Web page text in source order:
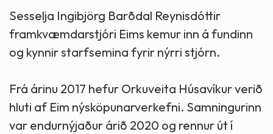
Sesselja Ingibjörg Barðdal Reynisdóttir
framkvæmdarstjóri Eims kemur inn á fundinn
og kynnir starfsemina fyrir nýrri stjórn.
Frá árinu 2017 hefur Orkuveita Húsavíkur verið
hluti af Eim nýsköpunarverkefni. Samningurinn
var endurnýjaður árið 2020 og rennur út í